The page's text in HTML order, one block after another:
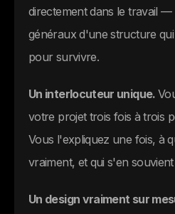
directement dans le travail —
généraux d'une structure
pour survivre.
Un interlocuteur unique.
votre projet trois fois à trois
Vous l'expliquez une fois, à
vraiment, et qui s'en
Un design vraiment sur